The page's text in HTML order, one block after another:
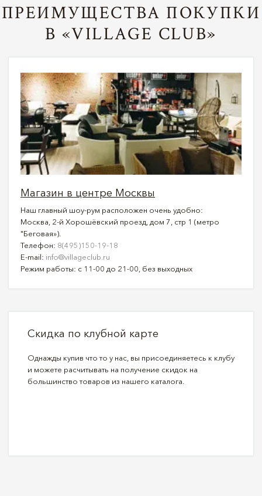
ПРЕИМУЩЕСТВА ПОКУПКИ
В «VILLAGE CLUB»
Магазин в центре Москвы
Наш главный шоу-рум расположен очень удобно:
Москва, 2-й Хорошёвский проезд, дом 7, стр 1 (метро
"Беговая»).
Телефон: 8(495)150-19-18
E-mail: info@villageclub.ru
Режим работы: с 11-00 до 21-00, без выходных
Скидка по клубной карте
Однажды купив что то у нас, вы присоединяетесь к клубу
и можете расчитывать на получение скидок на
большинство товаров из нашего каталога.